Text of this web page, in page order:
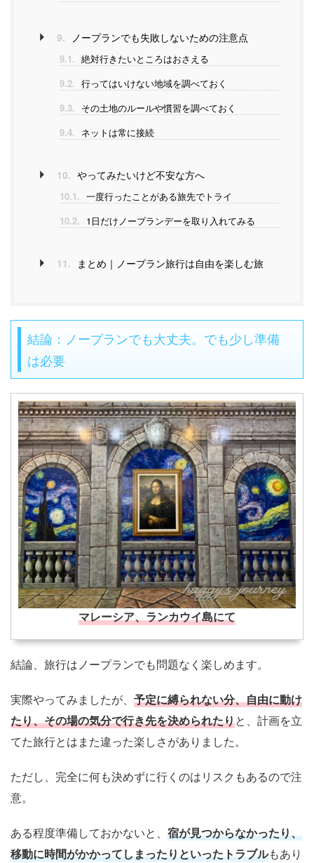
9. ノープランでも失敗しないための注意点
9.1. 絶対行きたいところはおさえる
9.2. 行ってはいけない地域を調べておく
9.3. その土地のルールや慣習を調べておく
9.4. ネットは常に接続
10. やってみたいけど不安な方へ
10.1. 一度行ったことがある旅先でトライ
10.2. 1日だけノープランデーを取り入れてみる
11. まとめ｜ノープラン旅行は自由を楽しむ旅
結論：ノープランでも大丈夫。でも少し準備
は必要
マレーシア、ランカウイ島にて
結論、旅行はノープランでも問題なく楽しめます。
実際やってみましたが、 予定に縛られない分、自由に動け
たり、その場の気分で行き先を決められたりと、計画を立
てた旅行とはまた違った楽しさがありました。
ただし、完全に何も決めずに行くのはリスクもあるので注
意。
ある程度準備しておかないと、 宿が見つからなかったり、
移動に時間がかかってしまったりといったトラブルもあり